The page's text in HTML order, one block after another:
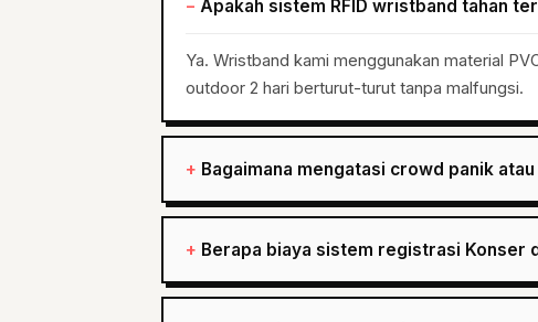
Apakah sistem RFID wristband tahan
Ya. Wristband kami menggunakan material
outdoor 2 hari berturut-turut tanpa malfungsi.
Bagaimana mengatasi crowd panik
Berapa biaya sistem registrasi Konser